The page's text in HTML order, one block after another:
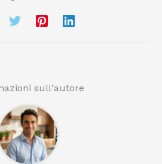
sull'autore